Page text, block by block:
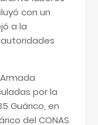
con un
a la
por la
Guárico, en
del CONAS